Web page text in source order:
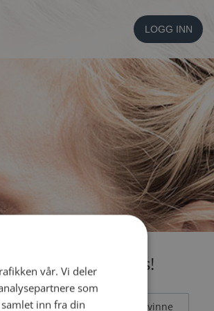
LOGG INN
Bli medlem gratis!
en: Mann Kvinne
vår. Vi deler
som
inn fra din